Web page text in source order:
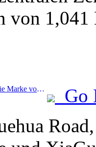
von
Prev:Shanghai Disneyland hat die Marke von 100 Millionen Besuchern überschritten und wird um ein viertes Themenhotel erweitert.
Go